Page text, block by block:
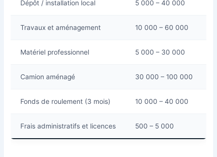
Dépôt / installation local 5 000 – 40 000
Travaux et aménagement 10 000 – 60 000
Matériel professionnel 5 000 – 30 000
Camion aménagé 30 000 – 100 000
Fonds de roulement (3 mois) 10 000 – 40 000
Frais administratifs et licences 500 – 5 000